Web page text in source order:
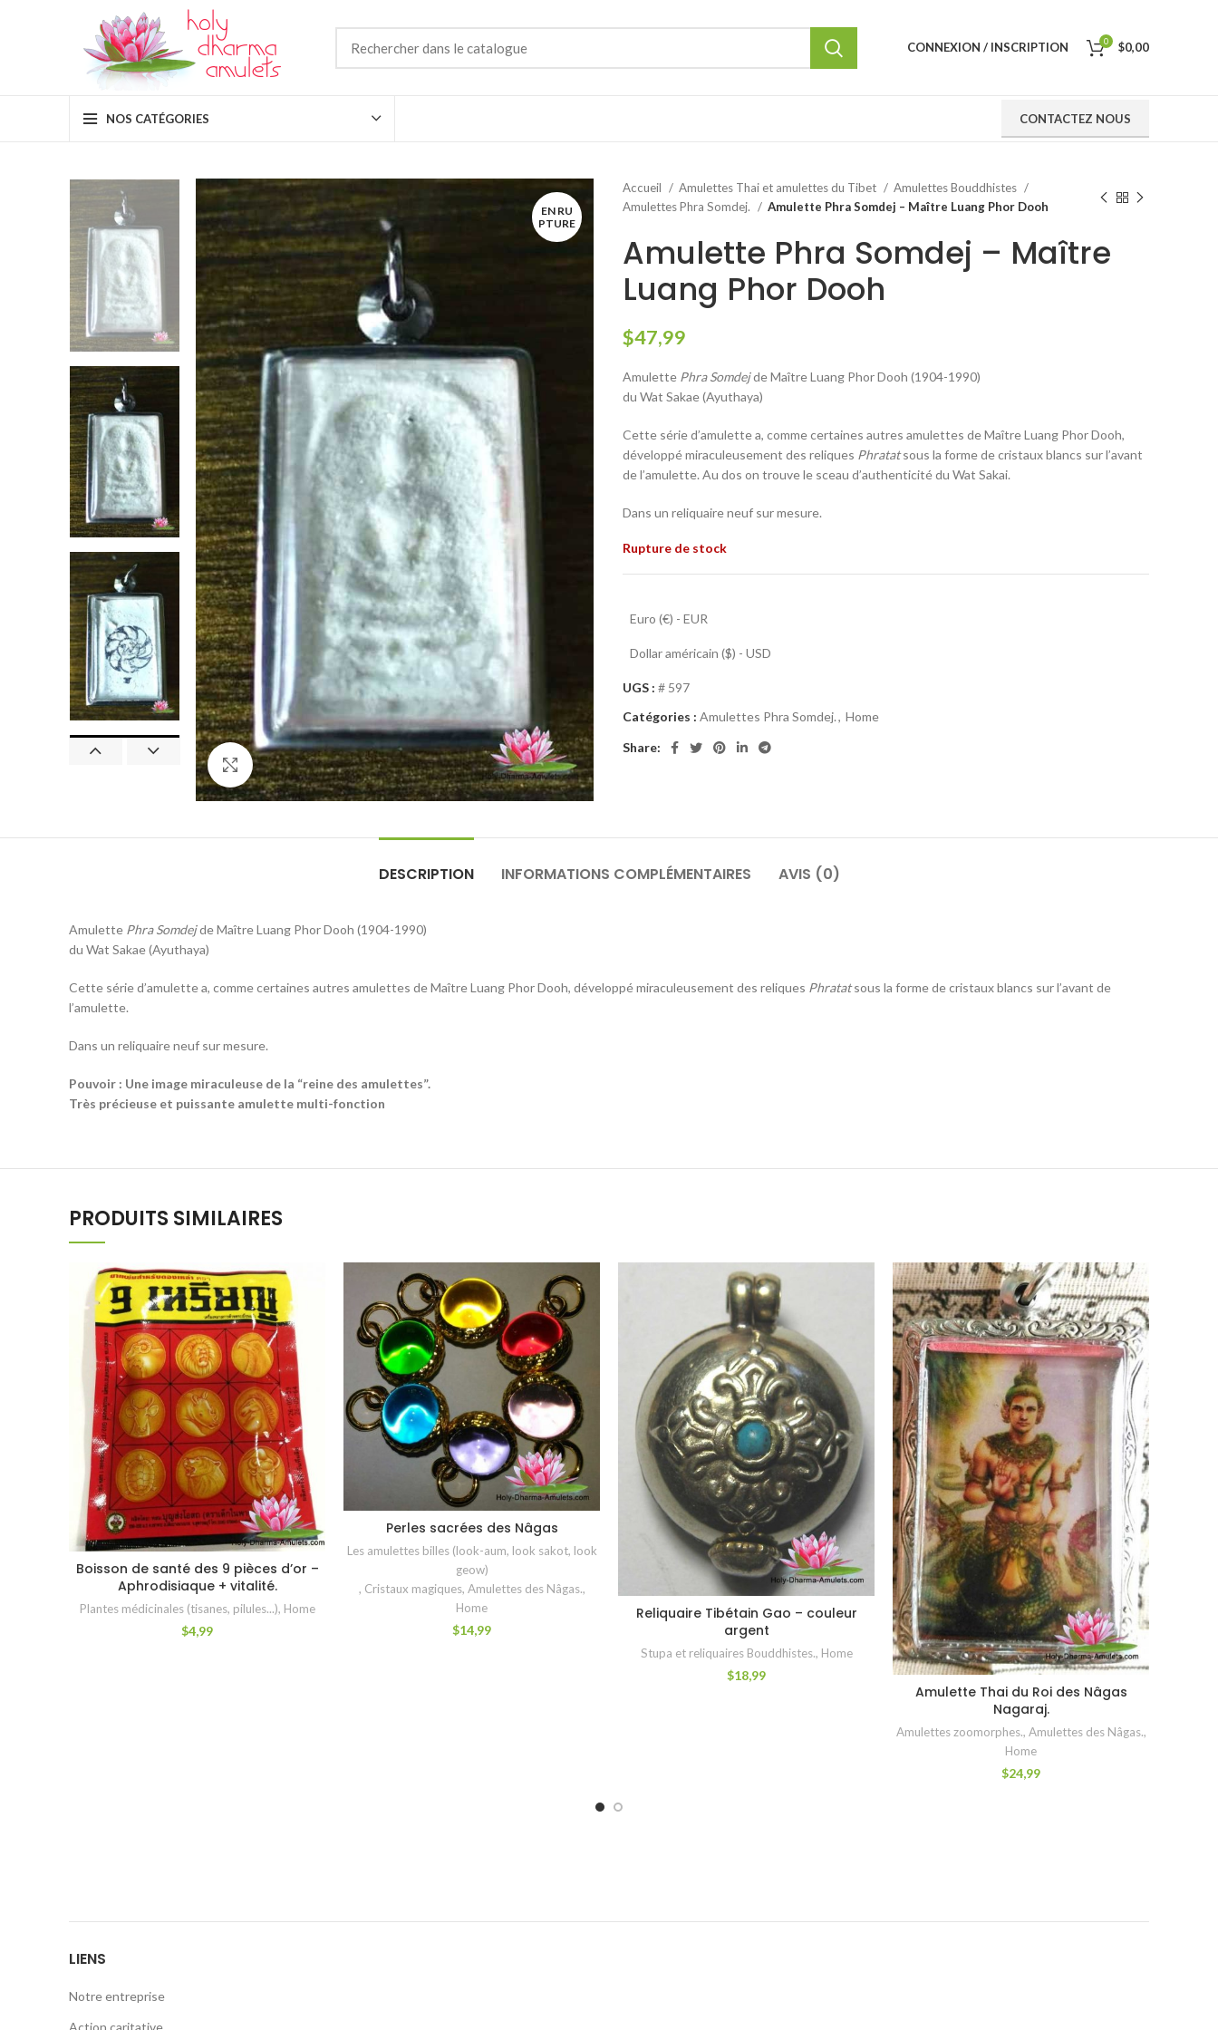
CONNEXION / INSCRIPTION 0 $0,00
NOS CATÉGORIES CONTACTEZ NOUS
EN RU
PTURE
Agrandir
Accueil Amulettes Thai et amulettes du Tibet
Amulettes Bouddhistes
Amulettes Phra Somdej.
Amulette Phra Somdej – Maître Luang Phor Dooh
Amulette Phra Somdej – Maître
Luang Phor Dooh
$47,99
Amulette Phra Somdejde Maître Luang Phor Dooh (1904-1990)
du Wat Sakae (Ayuthaya)
Cette série d’amulette a, comme certaines autres amulettes de Maître Luang Phor Dooh,
développé miraculeusement des reliques Phratatsous la forme de cristaux blancs sur l’avant
de l’amulette. Au dos on trouve le sceau d’authenticité du Wat Sakai.
Dans un reliquaire neuf sur mesure.
Rupture de stock
Euro (€) - EUR
Dollar américain ($) - USD
UGS : # 597
Catégories : Amulettes Phra Somdej., Home
Share:
DESCRIPTION INFORMATIONS COMPLÉMENTAIRES AVIS (0)
Amulette Phra Somdejde Maître Luang Phor Dooh (1904-1990)
du Wat Sakae (Ayuthaya)
Cette série d’amulette a, comme certaines autres amulettes de Maître Luang Phor Dooh, développé miraculeusement des reliques Phratatsous la forme de cristaux blancs sur l’avant de
l’amulette.
Dans un reliquaire neuf sur mesure.
Pouvoir : Une image miraculeuse de la “reine des amulettes”.
Très précieuse et puissante amulette multi-fonction
PRODUITS SIMILAIRES
AJOUTER AU PANIER
Boisson de santé des 9 pièces d’or –
Aphrodisiaque + vitalité.
Plantes médicinales (tisanes, pilules...), Home
$4,99
CHOIX DES OPTIONS
Perles sacrées des Nâgas
Les amulettes billes (look-aum, look sakot, look
geow)
, Cristaux magiques, Amulettes des Nâgas.,
Home
$14,99
AJOUTER AU PANIER
Reliquaire Tibétain Gao – couleur
argent
Stupa et reliquaires Bouddhistes., Home
$18,99
AJOUTER AU PANIER
Amulette Thai du Roi des Nâgas
Nagaraj.
Amulettes zoomorphes., Amulettes des Nâgas.,
Home
$24,99
LIENS
Notre entreprise